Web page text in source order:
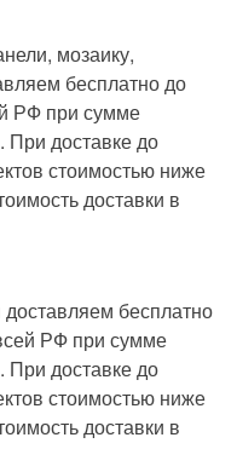
мозаику,
бесплатно до
РФ при сумме
При доставке до
стоимостью ниже
доставки в
бесплатно
РФ при сумме
При доставке до
стоимостью ниже
доставки в